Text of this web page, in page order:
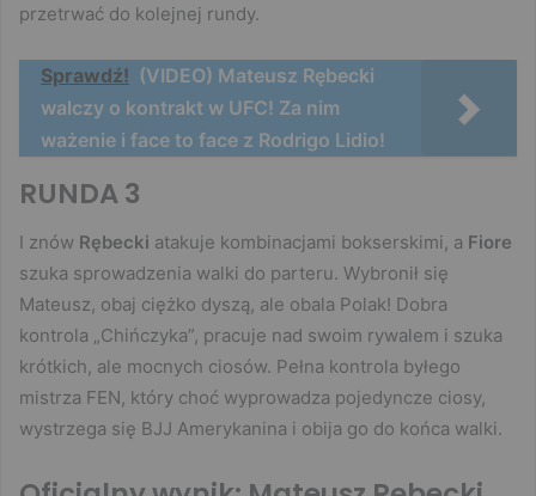
przetrwać do kolejnej rundy.
Sprawdź! (VIDEO) Mateusz Rębecki
walczy o kontrakt w UFC! Za nim
ważenie i face to face z Rodrigo Lidio!
RUNDA 3
I znów Rębecki atakuje kombinacjami bokserskimi, a Fiore
szuka sprowadzenia walki do parteru. Wybronił się
Mateusz, obaj ciężko dyszą, ale obala Polak! Dobra
kontrola „Chińczyka”, pracuje nad swoim rywalem i szuka
krótkich, ale mocnych ciosów. Pełna kontrola byłego
mistrza FEN, który choć wyprowadza pojedyncze ciosy,
wystrzega się BJJ Amerykanina i obija go do końca walki.